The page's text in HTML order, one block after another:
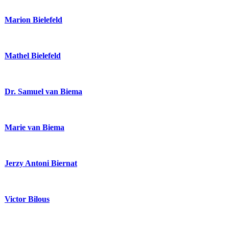
Marion Bielefeld
Mathel Bielefeld
Dr. Samuel van Biema
Marie van Biema
Jerzy Antoni Biernat
Victor Bilous